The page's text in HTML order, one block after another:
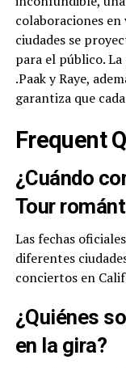
colaboraciones
ciudades se
para el público.
.Paak y Raye,
garantiza que
Frequent
¿Cuándo
Tour
Las fechas
diferentes
conciertos en
¿Quiénes
en la gira?